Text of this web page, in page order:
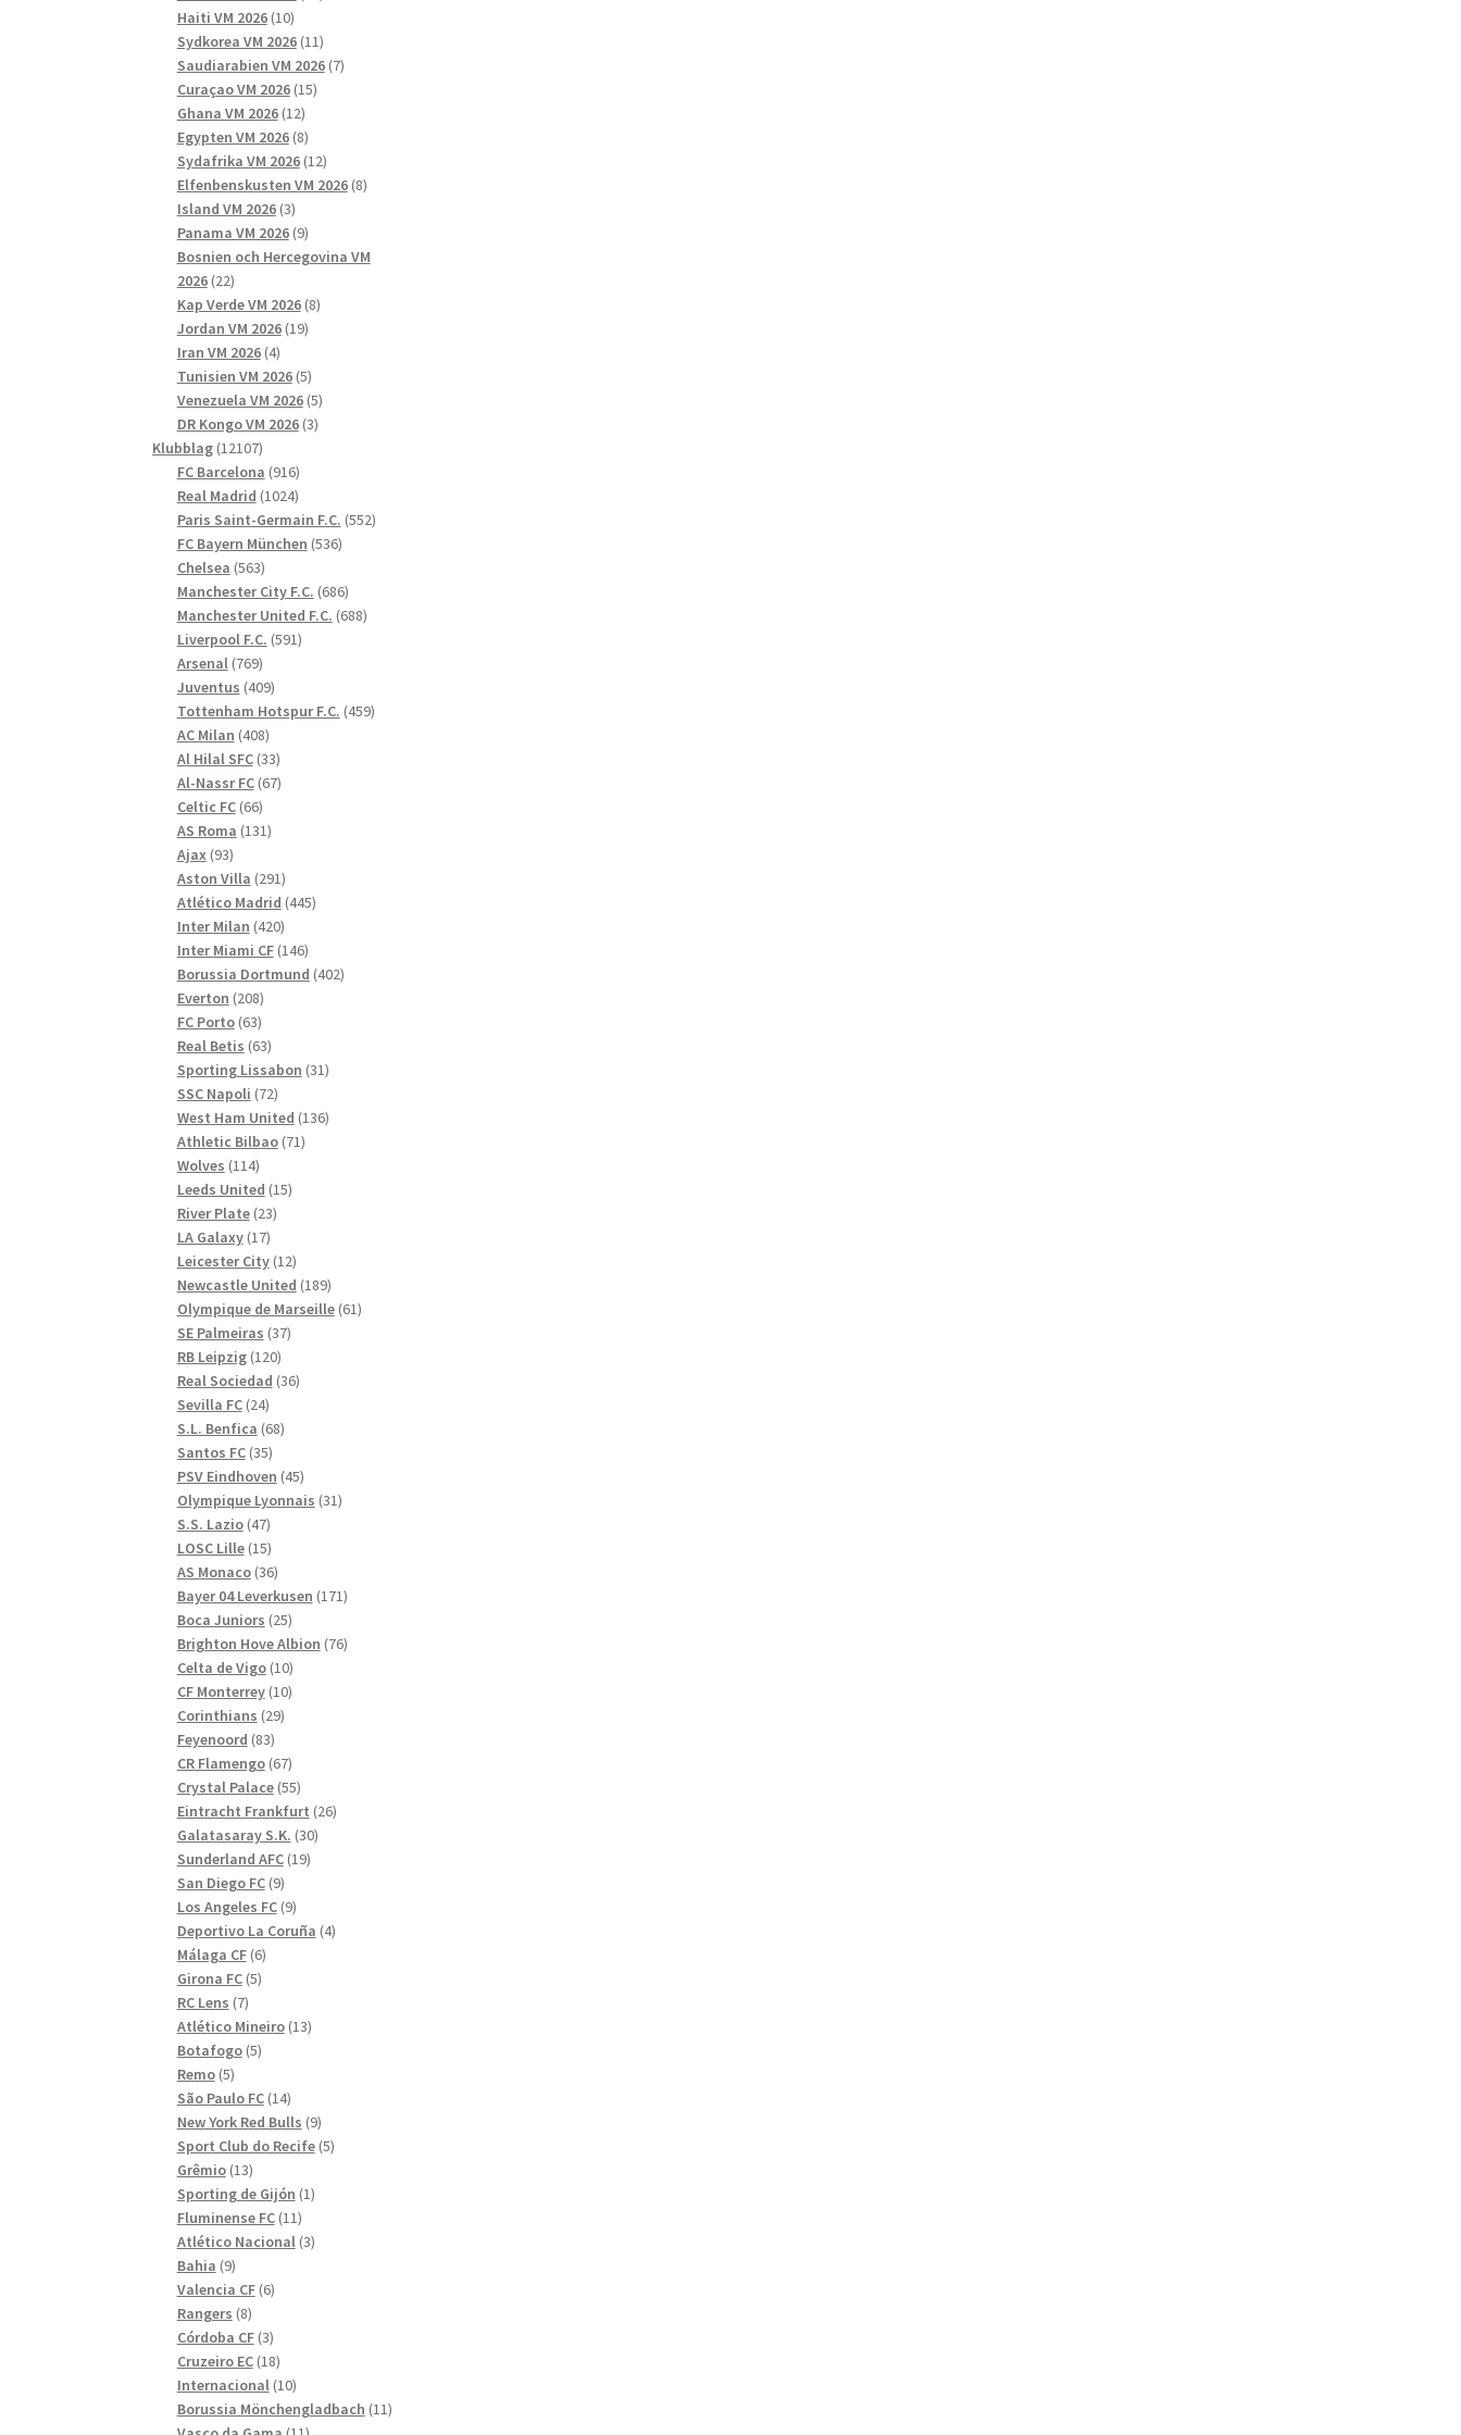
Haiti VM 2026 1010
produkter
Sydkorea VM 2026 1111
produkter
Saudiarabien VM 2026 77
Curaçao VM 2026 1515
Ghana VM 2026 1212
produkter
Egypten VM 2026 88
produkter
Sydafrika VM 2026 1212
produkter
Elfenbenskusten VM 2026 88
Island VM 2026 33
produkter
Panama VM 2026 99
produkter
Bosnien och Hercegovina VM
2026 2222
produkter
Kap Verde VM 2026 88
Jordan VM 2026 1919
Iran VM 2026 44
produkter
Tunisien VM 2026 55
produkter
Venezuela VM 2026 55
produkter
DR Kongo VM 2026 33
Klubblag 1210712107
produkter
FC Barcelona 916916
produkter
Real Madrid 10241024
produkter
Paris Saint-Germain F.C. 552552
FC Bayern München 536536
Chelsea 563563
produkter
Manchester City F.C. 686686
produkter
Manchester United F.C. 688688
Liverpool F.C. 591591
Arsenal 769769
produkter
Juventus 409409
produkter
Tottenham Hotspur F.C. 459459
AC Milan 408408
produkter
Al Hilal SFC 3333
produkter
Al-Nassr FC 6767
Celtic FC 6666
produkter
AS Roma 131131
Ajax 9393
produkter
Aston Villa 291291
produkter
Atlético Madrid 445445
Inter Milan 420420
produkter
Inter Miami CF 146146
produkter
Borussia Dortmund 402402
Everton 208208
produkter
FC Porto 6363
produkter
Real Betis 6363
produkter
Sporting Lissabon 3131
SSC Napoli 7272
produkter
West Ham United 136136
Athletic Bilbao 7171
Wolves 114114
produkter
Leeds United 1515
River Plate 2323
LA Galaxy 1717
produkter
Leicester City 1212
produkter
Newcastle United 189189
produkter
Olympique de Marseille 6161
SE Palmeiras 3737
RB Leipzig 120120
produkter
Real Sociedad 3636
Sevilla FC 2424
produkter
S.L. Benfica 6868
Santos FC 3535
produkter
PSV Eindhoven 4545
produkter
Olympique Lyonnais 3131
S.S. Lazio 4747
produkter
LOSC Lille 1515
produkter
AS Monaco 3636
produkter
Bayer 04 Leverkusen 171171
Boca Juniors 2525
produkter
Brighton Hove Albion 7676
Celta de Vigo 1010
produkter
CF Monterrey 1010
Corinthians 2929
Feyenoord 8383
produkter
CR Flamengo 6767
produkter
Crystal Palace 5555
produkter
Eintracht Frankfurt 2626
Galatasaray S.K. 3030
Sunderland AFC 1919
San Diego FC 99
produkter
Los Angeles FC 99
produkter
Deportivo La Coruña 44
Málaga CF 66
produkter
Girona FC 55
RC Lens 77
produkter
Atlético Mineiro 1313
Botafogo 55
Remo 55
produkter
São Paulo FC 1414
produkter
New York Red Bulls 99
produkter
Sport Club do Recife 55
Grêmio 1313
produkter
Sporting de Gijón 11
Fluminense FC 1111
produkter
Atlético Nacional 33
Bahia 99
produkter
Valencia CF 66
Rangers 88
produkter
Córdoba CF 33
produkter
Cruzeiro EC 1818
produkter
Internacional 1010
produkter
Borussia Mönchengladbach 1111